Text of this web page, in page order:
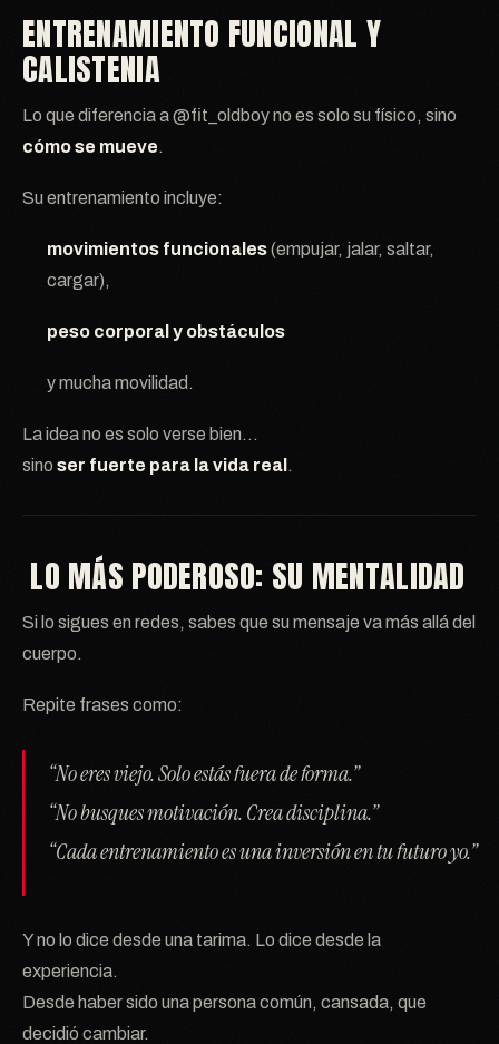
ENTRENAMIENTO FUNCIONAL Y
CALISTENIA
Lo que diferencia a @fit_oldboy no es solo su físico, sino
cómo se mueve.
Su entrenamiento incluye:
movimientos funcionales(empujar, jalar, saltar,
cargar),
peso corporal y obstáculos
y mucha movilidad.
La idea no es solo verse bien…
sino ser fuerte para la vida real .
LO MÁS PODEROSO: SU MENTALIDAD
Si lo sigues en redes, sabes que su mensaje va más allá del
cuerpo.
Repite frases como:
“No eres viejo. Solo estás fuera de forma.”
“No busques motivación. Crea disciplina.”
“Cada entrenamiento es una inversión en tu futuro yo.”
Y no lo dice desde una tarima. Lo dice desde la
experiencia.
Desde haber sido una persona común, cansada, que
decidió cambiar.